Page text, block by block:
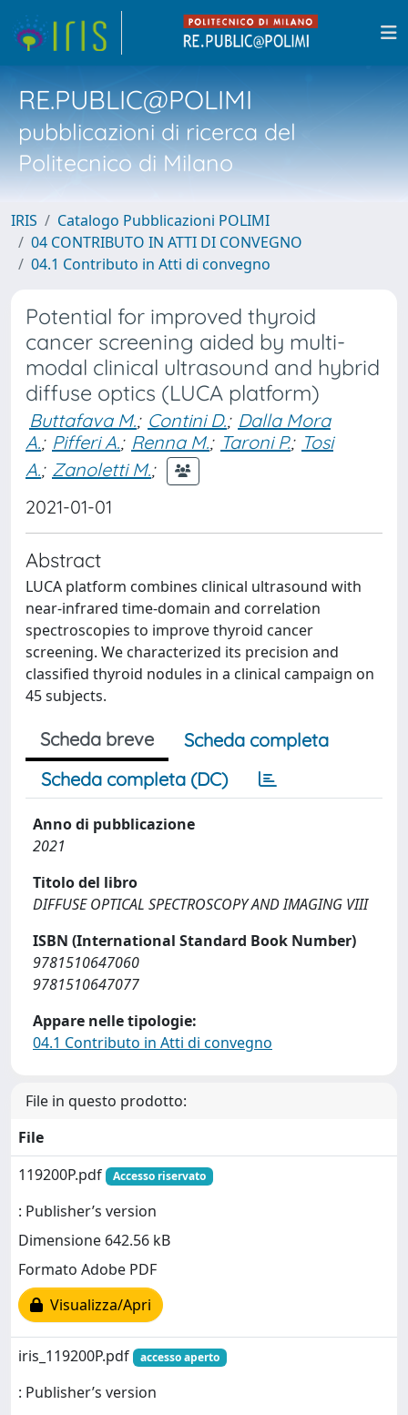
RE.PUBLIC@POLIMI
pubblicazioni di ricerca del
Politecnico di Milano
IRIS
Catalogo Pubblicazioni POLIMI
04 CONTRIBUTO IN ATTI DI CONVEGNO
04.1 Contributo in Atti di convegno
Potential for improved thyroid
cancer screening aided by multi-
modal clinical ultrasound and hybrid
diffuse optics (LUCA platform)
Buttafava M.; Contini D.; Dalla Mora
A.; Pifferi A.; Renna M.; Taroni P.; Tosi
A.; Zanoletti M.;
2021-01-01
Abstract
LUCA platform combines clinical ultrasound with
near-infrared time-domain and correlation
spectroscopies to improve thyroid cancer
screening. We characterized its precision and
classified thyroid nodules in a clinical campaign on
45 subjects.
Scheda breve
Scheda completa
Scheda completa (DC)
Anno di pubblicazione
2021
Titolo del libro
DIFFUSE OPTICAL SPECTROSCOPY AND IMAGING VIII
ISBN (International Standard Book Number)
9781510647060
9781510647077
Appare nelle tipologie:
04.1 Contributo in Atti di convegno
File in questo prodotto:
File
119200P.pdf
Accesso riservato
: Publisher’s version
Dimensione 642.56 kB
Formato Adobe PDF
Visualizza/Apri
iris_119200P.pdf accesso aperto
: Publisher’s version